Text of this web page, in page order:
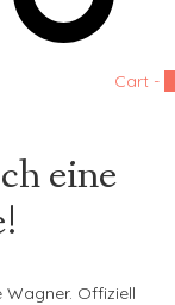
Cart -
eine
Wagner. Offiziell